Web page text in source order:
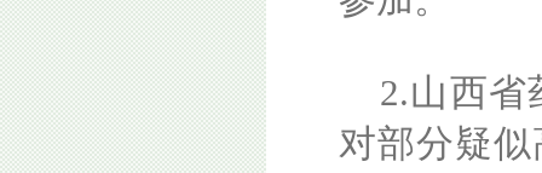
2.山西省
对部分疑